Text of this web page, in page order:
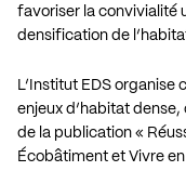
favoriser la convivialité
densification de
L’Institut EDS
enjeux d’habitat
de la publication «
Écobâtiment et Vivre en